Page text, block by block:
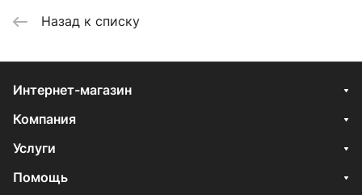
Назад к списку
Интернет-магазин
Компания
Услуги
Помощь